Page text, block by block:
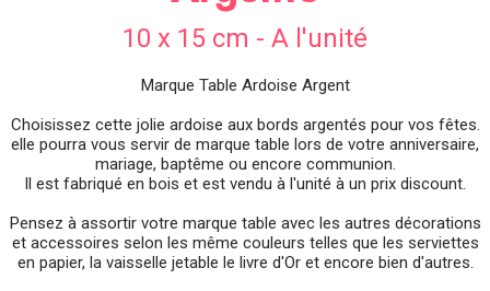
10 x 15 cm - A l'unité
Marque Table Ardoise Argent
Choisissez cette jolie ardoise aux bords argentés pour vos fêtes.
elle pourra vous servir de marque table lors de votre anniversaire,
mariage, baptême ou encore communion.
Il est fabriqué en bois et est vendu à l'unité à un prix discount.
Pensez à assortir votre marque table avec les autres décorations
et accessoires selon les même couleurs telles que les serviettes
en papier, la vaisselle jetable le livre d'Or et encore bien d'autres.